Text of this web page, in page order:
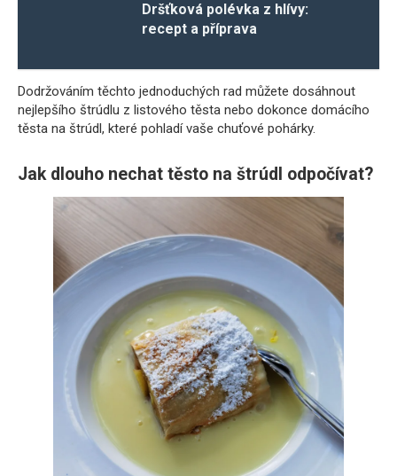
Dršťková polévka z hlívy:
recept a příprava
Dodržováním těchto jednoduchých rad můžete dosáhnout
nejlepšího štrúdlu z listového těsta nebo dokonce domácího
těsta na štrúdl, které pohladí vaše chuťové pohárky.
Jak dlouho nechat těsto na štrúdl odpočívat?